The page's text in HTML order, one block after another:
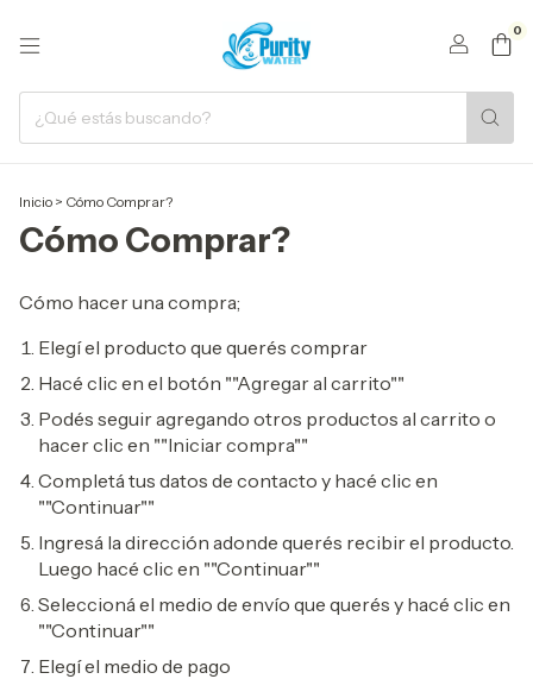
0
Inicio > Cómo Comprar?
Cómo Comprar?
Cómo hacer una compra;
Elegí el producto que querés comprar
Hacé clic en el botón ""Agregar al carrito""
Podés seguir agregando otros productos al carrito o
hacer clic en ""Iniciar compra""
Completá tus datos de contacto y hacé clic en
""Continuar""
Ingresá la dirección adonde querés recibir el producto.
Luego hacé clic en ""Continuar""
Seleccioná el medio de envío que querés y hacé clic en
""Continuar""
Elegí el medio de pago